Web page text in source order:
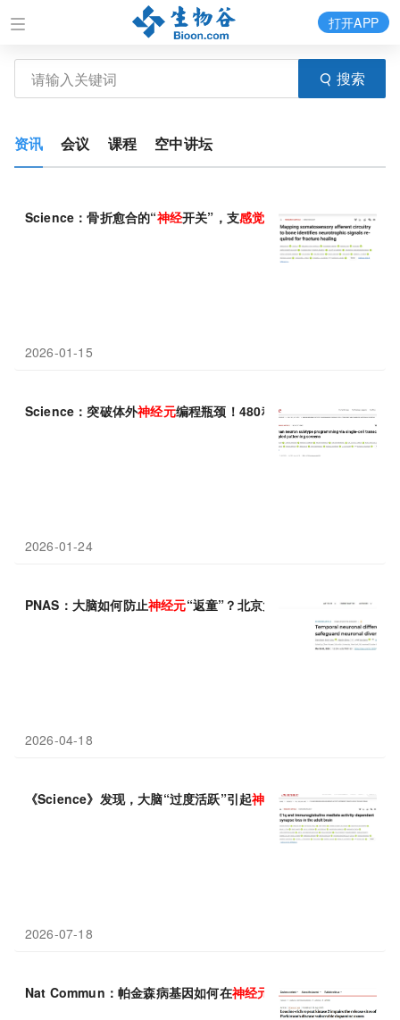
搜索
打开APP
资讯 会议 课程 空中讲坛
Science：骨折愈合的“神经开关”，支感觉神经通过特定 神经营养
2026-01-15
Science：突破体外神经元编程瓶颈！480种组合+70万单细胞解
2026-01-24
PNAS：大脑如何防止神经元“返童”？北京大学宋艳/李志远鉴定
2026-04-18
《Science》发现，大脑“过度活跃”引起神经元丢失，IgM竟是关
2026-07-18
Nat Commun：帕金森病基因如何在神经元 “阵亡”前悄悄破坏突